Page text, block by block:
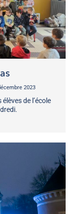
2023
de l’école